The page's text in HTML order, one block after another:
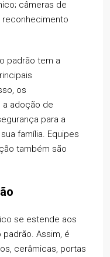
câmeras de
reconhecimento
padrão tem a
os
adoção de
para a
família. Equipes
também são
se estende aos
Assim, é
cerâmicas, portas